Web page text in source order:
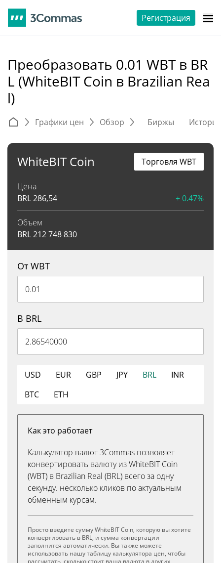
Регистрация
Преобразовать 0.01 WBT в BR
L (WhiteBIT Coin в Brazilian Rea
l)
Графики цен Обзор Биржы
WhiteBIT Coin
Цена
BRL286,54 + 0.47%
Объем
BRL212 748 830
Торговля WBT
От WBT
В BRL
USD EUR GBP JPY BRL
INR
BTC
ETH
Как это работает
Калькулятор валют 3Commas позволяет
конвертировать валюту из WhiteBIT Coin
(WBT) в Brazilian Real (BRL) всего за одну
секунду. несколько кликов по актуальным
обменным курсам.
Просто введите сумму WhiteBIT Coin, которую вы хотите
конвертировать в BRL, и сумма конвертации
заполнится автоматически. Вы также можете
использовать нашу таблицу калькулятора цен, чтобы
рассчитать, сколько стоит ваша валюта в других